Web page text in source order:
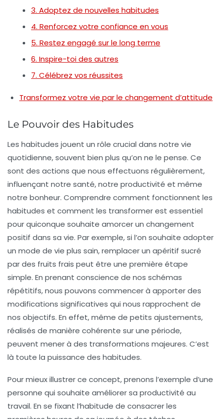
3. Adoptez de nouvelles habitudes
4. Renforcez votre confiance en vous
5. Restez engagé sur le long terme
6. Inspire-toi des autres
7. Célébrez vos réussites
Transformez votre vie par le changement d’attitude
Le Pouvoir des Habitudes
Les habitudes jouent un rôle crucial dans notre vie
quotidienne, souvent bien plus qu’on ne le pense. Ce
sont des actions que nous effectuons régulièrement,
influençant notre santé, notre productivité et même
notre bonheur. Comprendre comment fonctionnent les
habitudes et comment les transformer est essentiel
pour quiconque souhaite amorcer un changement
positif dans sa vie. Par exemple, si l’on souhaite adopter
un mode de vie plus sain, remplacer un apéritif sucré
par des fruits frais peut être une première étape
simple. En prenant conscience de nos schémas
répétitifs, nous pouvons commencer à apporter des
modifications significatives qui nous rapprochent de
nos objectifs. En effet, même de petits ajustements,
réalisés de manière cohérente sur une période,
peuvent mener à des transformations majeures. C’est
là toute la puissance des habitudes.
Pour mieux illustrer ce concept, prenons l’exemple d’une
personne qui souhaite améliorer sa productivité au
travail. En se fixant l’habitude de consacrer les